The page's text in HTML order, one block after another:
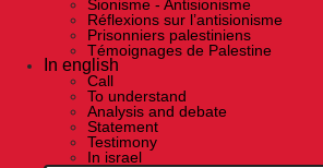
Sionisme - Antisionisme
Réflexions sur l’antisionisme
Prisonniers palestiniens
Témoignages de Palestine
In english
Call
To understand
Analysis and debate
Statement
Testimony
In israel